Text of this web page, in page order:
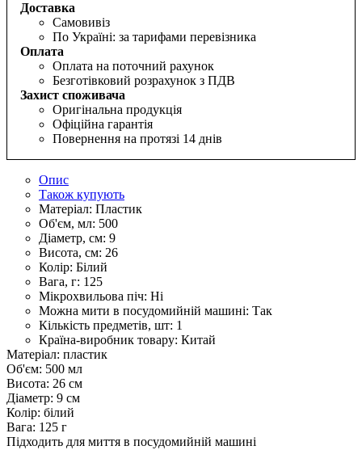
Опис
Також купують
Матеріал: Пластик
Об'єм, мл: 500
Діаметр, см: 9
Висота, см: 26
Колір: Білий
Вага, г: 125
Мікрохвильова піч: Ні
Можна мити в посудомийній машині: Так
Кількість предметів, шт: 1
Країна-виробник товару: Китай
Матеріал: пластик
Об'єм: 500 мл
Висота: 26 см
Діаметр: 9 см
Колір: білий
Вага: 125 г
Підходить для миття в посудомийній машині
Доставка
Самовивіз
По Україні: за тарифами перевізника
Оплата
Оплата на поточний рахунок
Безготівковий розрахунок з ПДВ
Захист споживача
Оригінальна продукція
Офіційна гарантія
Повернення на протязі 14 днів